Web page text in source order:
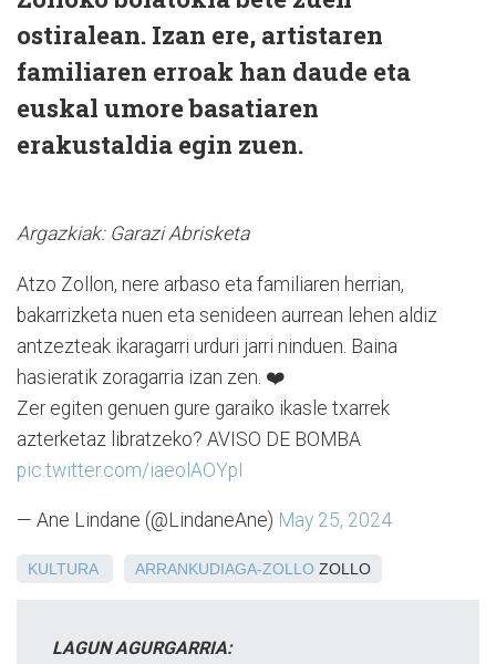
ostiralean. Izan ere, artistaren
familiaren erroak han daude eta
euskal umore basatiaren
erakustaldia egin zuen.
Argazkiak: Garazi Abrisketa
Atzo Zollon, nere arbaso eta familiaren herrian,
bakarrizketa nuen eta senideen aurrean lehen aldiz
antzezteak ikaragarri urduri jarri ninduen. Baina
hasieratik zoragarria izan zen. ❤️
Zer egiten genuen gure garaiko ikasle txarrek
azterketaz libratzeko? AVISO DE BOMBA
pic.twitter.com/iaeolAOYpI
— Ane Lindane (@LindaneAne) May 25, 2024
KULTURA ARRANKUDIAGA-ZOLLO ZOLLO
LAGUN AGURGARRIA: